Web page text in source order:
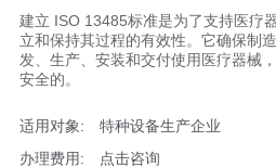
建立 ISO 13485标准是为了支持医疗
立和保持其过程的有效性。它确保制
发、生产、安装和交付使用医疗器械
安全的。
适用对象:
特种设备生产企业
办理费用:
点击咨询